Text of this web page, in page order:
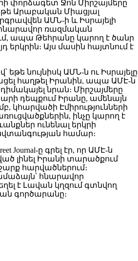
փորձագետ Ջոն Միրշայմերը
Արաբական Միացյալ
ԱՄՆ-ի և Իսրայելի
ռազմական
ապա Թեհրանը կարող է ծանր
երկրին։ Այս մասին հայտնում է
նույնիսկ ԱՄՆ-ն ու Իսրայելը
հաղթել Իրանին, ապա ԱՄԷ-ն
նրան։ Միրշայմերը
դեպքում Իրանը, ամենայն
կհարվածի Էմիրությունների
ինչը կարող է
ունենալ երկրի
համար։
Journal-ը գրել էր, որ ԱՄԷ-ն
լինել Իրանի տարածքում
հարվածներում։
հնարավոր
է Լավան կղզում գտնվող
գործարանը։